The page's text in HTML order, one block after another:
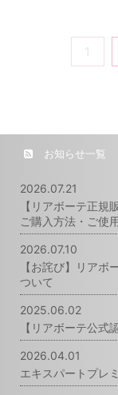
1
お知らせ一覧
2026.07.21
【リアボーテ正規
ご購入方法・ご使
2026.07.10
【お詫び】リアボ
ついて
2025.06.02
【リアボーテ公
2026.04.01
エキスパートプレ